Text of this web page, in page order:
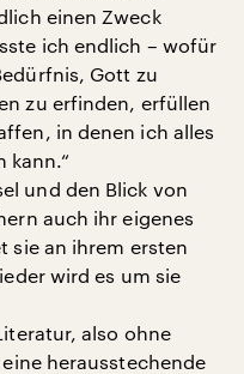
einen Zweck
ich endlich – wofür
Gott zu
zu erfinden, erfüllen
in denen ich alles
kann.“
und den Blick von
auch ihr eigenes
sie an ihrem ersten
wird es um sie
also ohne
herausstechende